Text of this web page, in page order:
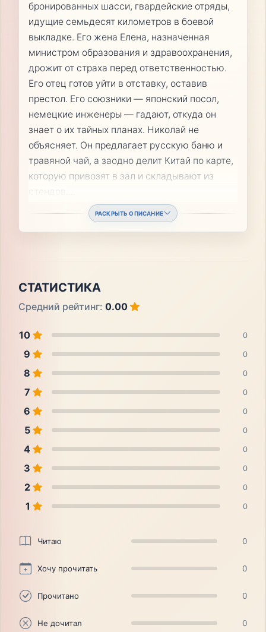
бронированных шасси, гвардейские отряды,
идущие семьдесят километров в боевой
выкладке. Его жена Елена, назначенная
министром образования и здравоохранения,
дрожит от страха перед ответственностью.
Его отец готов уйти в отставку, оставив
престол. Его союзники — японский посол,
немецкие инженеры — гадают, откуда он
знает о их тайных планах. Николай не
объясняет. Он предлагает русскую баню и
травяной чай, а заодно делит Китай по карте,
которую привозят в зал и складывают из
РАСКРЫТЬ ОПИСАНИЕ
СТАТИСТИКА
Средний рейтинг: 0.00
10 0
9 0
8 0
7 0
6 0
5 0
4 0
3 0
2 0
1 0
Читаю 0
Хочу прочитать 0
Прочитано 0
Не дочитал 0